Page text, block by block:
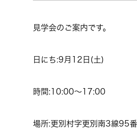
見学会のご案内です。
日にち:9月12日(土)
時間:10:00～17:00
場所:更別村字更別南3線95